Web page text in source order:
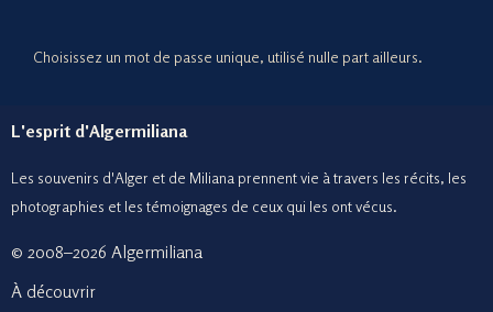
Choisissez un mot de passe unique, utilisé nulle part ailleurs.
L'esprit d'Algermiliana
Les souvenirs d'Alger et de Miliana prennent vie à travers les récits, les
photographies et les témoignages de ceux qui les ont vécus.
© 2008–2026 Algermiliana
À découvrir